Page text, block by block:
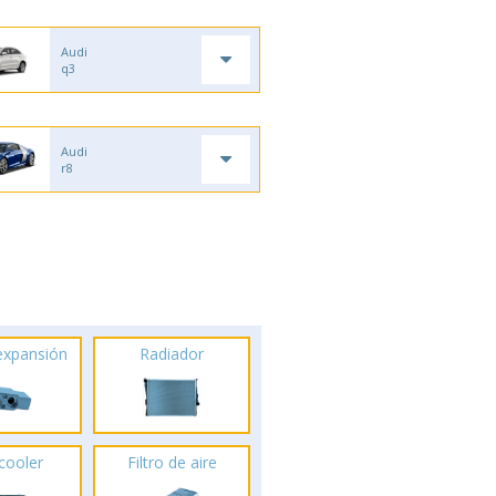
Audi
q3
Audi
r8
Radiador
Filtro de aire